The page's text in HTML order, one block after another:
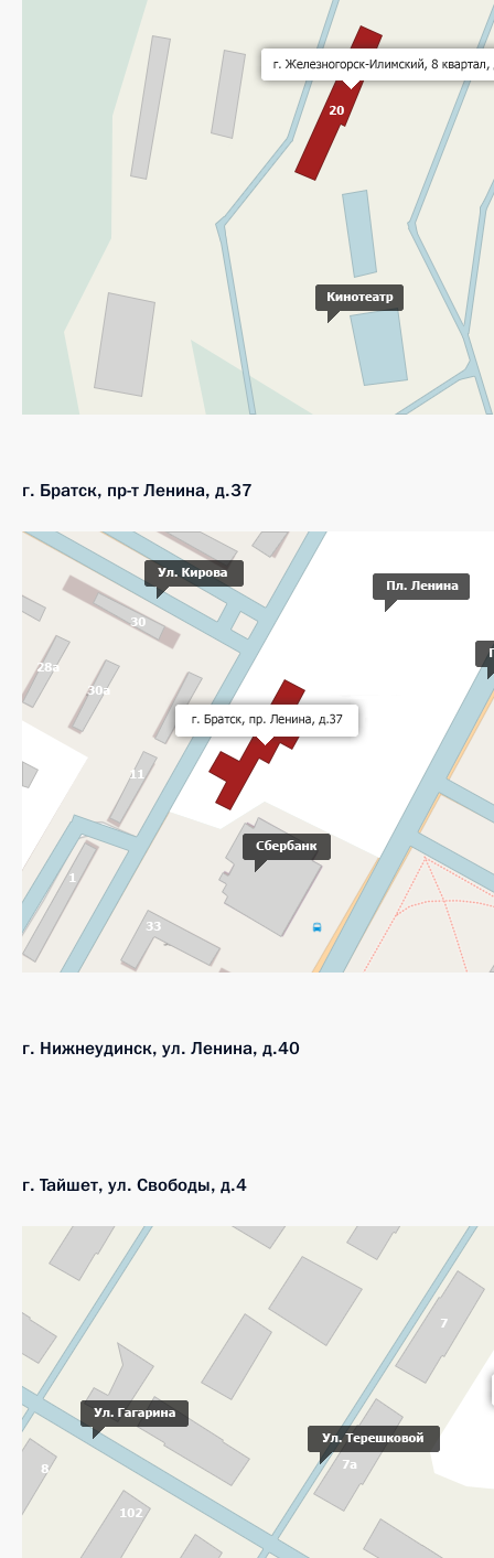
г. Братск, пр-т Ленина, д.37
г. Нижнеудинск, ул. Ленина, д.40
г. Тайшет, ул. Свободы, д.4